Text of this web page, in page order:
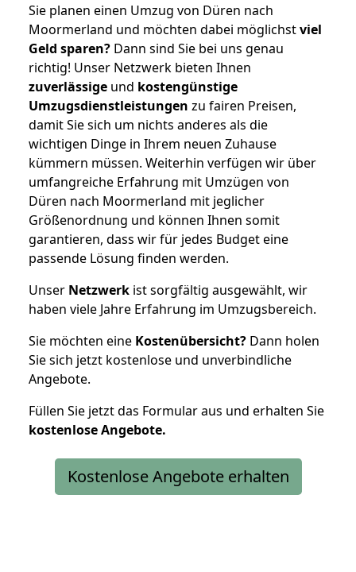
Sie planen einen Umzug von Düren nach
Moormerland und möchten dabei möglichstviel
Geld sparen? Dann sind Sie bei uns genau
richtig! Unser Netzwerk bieten Ihnen
zuverlässige und kostengünstige
Umzugsdienstleistungen zu fairen Preisen,
damit Sie sich um nichts anderes als die
wichtigen Dinge in Ihrem neuen Zuhause
kümmern müssen. Weiterhin verfügen wir über
umfangreiche Erfahrung mit Umzügen von
Düren nach Moormerland mit jeglicher
Größenordnung und können Ihnen somit
garantieren, dass wir für jedes Budget eine
passende Lösung finden werden.
Unser Netzwerk ist sorgfältig ausgewählt, wir
haben viele Jahre Erfahrung im Umzugsbereich.
Sie möchten eine Kostenübersicht? Dann holen
Sie sich jetzt kostenlose und unverbindliche
Angebote.
Füllen Sie jetzt das Formular aus und erhalten Sie
kostenloseAngebote.
Kostenlose Angebote erhalten